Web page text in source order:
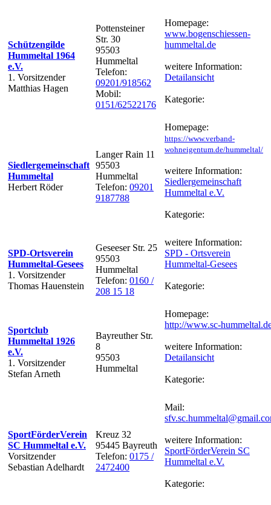
Schützengilde
Hummeltal 1964
e.V.
1. Vorsitzender
Matthias Hagen
Pottensteiner
Str. 30
95503
Hummeltal
Telefon:
09201/918562
Mobil:
0151/62522176
Homepage:
www.bogenschiessen-
hummeltal.de
weitere Information:
Detailansicht
Kategorie:
Siedlergemeinschaft
Hummeltal
Herbert Röder
Langer Rain 11
95503
Hummeltal
Telefon: 09201
9187788
Homepage:
https://www.verband-
wohneigentum.de/hummeltal/
weitere Information:
Siedlergemeinschaft
Hummeltal e.V.
Kategorie:
SPD-Ortsverein
Hummeltal-Gesees
1. Vorsitzender
Thomas Hauenstein
Geseeser Str. 25
95503
Hummeltal
Telefon: 0160 /
208 15 18
weitere Information:
SPD - Ortsverein
Hummeltal-Gesees
Kategorie:
Sportclub
Hummeltal 1926
e.V.
1. Vorsitzender
Stefan Arneth
Bayreuther Str.
8
95503
Hummeltal
Homepage:
http://www.sc-
weitere Information:
Detailansicht
Kategorie:
SportFörderVerein
SC Hummeltal e.V.
Vorsitzender
Sebastian Adelhardt
Kreuz 32
95445 Bayreuth
Telefon: 0175 /
2472400
Mail:
weitere Information:
SportFörderVerein SC
Hummeltal e.V.
Kategorie: